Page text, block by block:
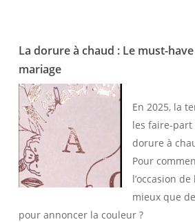
La dorure à chaud : Le must-
mariage
En 2025, la
les faire-part
dorure à
Pour
l’occasion
mieux que
pour annoncer la couleur ?